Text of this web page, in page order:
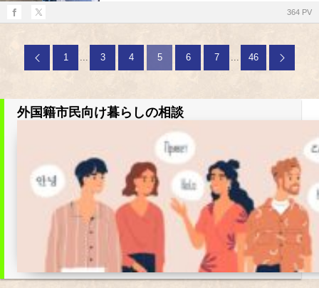
364 PV
1 3 4 5 6 7 46
外国籍市民向け暮らしの相談